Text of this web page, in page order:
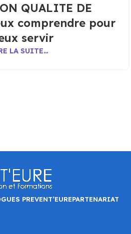
QUALITE DE
comprendre pour
servir
LA SUITE…
PREVENT’EUREPARTENARIAT